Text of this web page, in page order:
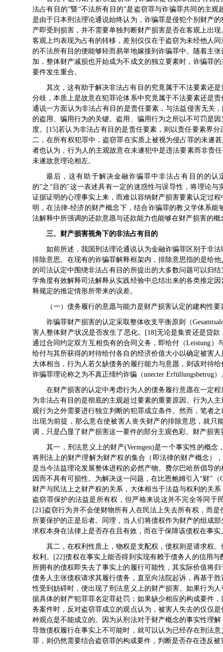
法占有目的”暨“不法所有目的”是盗窃罪与诈骗罪共同的主
是由于日本刑法理论通说始终认为，诈骗罪是侵犯个别财产
产即受到损害，并不需要单独判断财产损害是否在客观上出
客观上均表现为占有的转移，差别仅仅在于盗窃为未经他人
的不法所有目的便能够轻而易举地嫁接到诈骗罪中。随着主
加，整体财产减损也开始成为不成文的独立要素时，诈骗罪
要件发生重合。
其次，这有助于解决非法占有目的究竟属于不法要素还
分歧，本质上是故意在犯罪论体系中究竟属于不法要素还是
通说一方面认为非法占有目的是责任要素，与法益侵害无关
的盗用、骗用行为的关键。盗用、骗用行为之所以不可罚是
度。[15]若认为非法占有目的是责任要素，则以责任要素界
二，在所有权犯罪中，盗窃罪在实质上被视为侵占罪的未遂
者也认为，行为人的主观故意在未遂犯中是违法要素而非责
未遂故意理论相左。
最后，这有助于解决金融诈骗罪中非法占有目的的
的”之“目的”这一表述具有一定的迷惑性与误导性，将理论
证据证明的心理事实上来，而难以容纳财产损害要素认定过
明，在法律-经济的财产概念下，结合诈骗罪的教义学体系
法解释中所强调的还款意愿与还款能力也能够在财产损害的
三、财产损害视角下的非法占有目的
如前所述，我国刑法理论通说认为金融诈骗罪区别于非
排除意思。在现有的诈骗罪解释框架内，排除意思指的是给
的司法认定中围绕非法占有目的所提出的大多数问题可以归
学角度有效解释司法解释从实践经验中总结出来的各类推定
释规定的推定情形所带来的误差。
（一）债务履行的意愿与能力是财产损害认定的建构性要
诈骗罪财产损害的认定采取整体收支平衡原则（
害人整体财产状况是否发生了恶化。[18]无论是集资还是贷
通过合同约定双方互相负有的合同义务，即给付（Leistung）
给付与其所获得的对待给付各自的经济价值大小以确定被害
大体相当，行为人若欠缺债务的履行能力与意愿，则该对待
诈骗罪理论称之为不真正缔约诈骗（unecter Erfüllungsbetrug
在财产损害的认定中考虑行为人的债务履行意愿在一定
为非法占有目的是彻底的主观超过要素的重要原因。行为人
观行为之外需要进行独立判断的犯罪成立条件。然而，笔者
出现为前提，那么意在使被害人丧失财产的排除意思，就
调，只是凸显了财产损害这一要件的部分主观色彩。财产损
其一，刑法意义上的财产(Vermgen)是一个事实性的概
将刑法上的财产理解为财产权的集合（即法律的财产概念）
是当今法益理论发展整体进程的必然产物。费尔巴哈所倡导
因而不具有可损性。为解决这一问题，在比恩鲍姆引入“财”
财产与民法上之财产权的关系，大体相当于法益与权利的关
盗窃罪保护的法益是所有权，但严格来说这并不完全等同
[21]盗窃行为并不会使财物所有人在民法上失去所有权，而
所要保护的正是后者。同理，当人们将债权作为财产的组成
求权本身在法律上是否存在且有效，而在于保障该债权在事实
其二，在权利性质上，物权是支配权，债权则是请求权
权利。[22]债权在事实上能否得到实现有赖于债务人的信用
所拥有的债权即失去了事实上的履行可能性，其实际价值将
债务人主张债权请求其履行债务，直至向法院起诉，再基于
性受到妨碍时，便出现了刑法意义上的财产损害。如果行为
据具体的财产犯罪罪名定罪处罚；如果缺少相应的构成要件
务案件时，反对盗窃罪成立的观点认为，被害人失去的仅仅
种观点是不能成立的。因为从刑法对于财产概念的事实性理
导致债权履行在事实上不可能时，就可以认为已经存在刑法
罪，则仍然需要结合盗窃罪的构成要件，判断是否存在违反